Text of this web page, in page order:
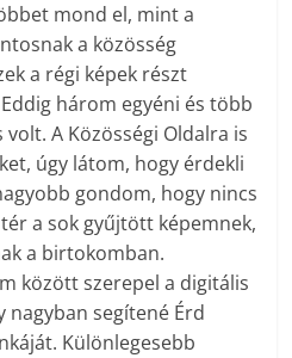
mond el, mint a
a közösség
a régi képek részt
három egyéni és több
A Közösségi Oldalra is
úgy látom, hogy érdekli
gondom, hogy nincs
a sok gyűjtött képemnek,
a birtokomban.
között szerepel a digitális
segítené Érd
Különlegesebb